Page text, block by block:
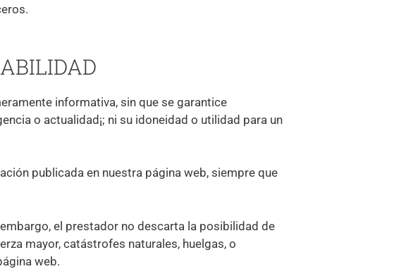
informativa, sin que se garantice
o actualidad¡; ni su idoneidad o utilidad para un
publicada en nuestra página web, siempre que
el prestador no descarta la posibilidad de
mayor, catástrofes naturales, huelgas, o
web.